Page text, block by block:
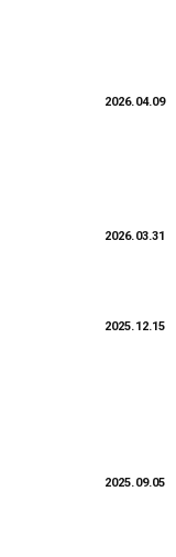
2026.04.09
2026.03.31
2025.12.15
2025.09.05